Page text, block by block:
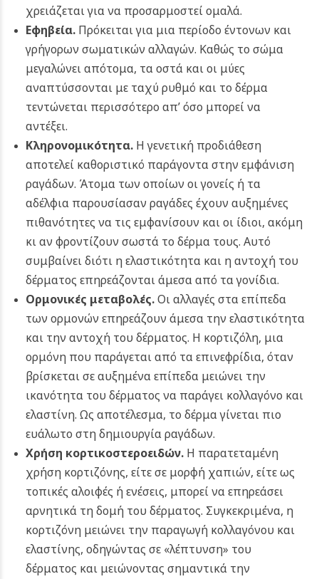
χρειάζεται για να προσαρμοστεί ομαλά.
Εφηβεία. Πρόκειται για μια περίοδο έντονων και
γρήγορων σωματικών αλλαγών. Καθώς το σώμα
μεγαλώνει απότομα, τα οστά και οι μύες
αναπτύσσονται με ταχύ ρυθμό και το δέρμα
τεντώνεται περισσότερο απ’ όσο μπορεί να
αντέξει.
Κληρονομικότητα.Η γενετική προδιάθεση
αποτελεί καθοριστικό παράγοντα στην εμφάνιση
ραγάδων. Άτομα των οποίων οι γονείς ή τα
αδέλφια παρουσίασαν ραγάδες έχουν αυξημένες
πιθανότητες να τις εμφανίσουν και οι ίδιοι, ακόμη
κι αν φροντίζουν σωστά το δέρμα τους. Αυτό
συμβαίνει διότι η ελαστικότητα και η αντοχή του
δέρματος επηρεάζονται άμεσα από τα γονίδια.
Ορμονικές μεταβολές.Οι αλλαγές στα επίπεδα
των ορμονών επηρεάζουν άμεσα την ελαστικότητα
και την αντοχή του δέρματος. Η κορτιζόλη, μια
ορμόνη που παράγεται από τα επινεφρίδια, όταν
βρίσκεται σε αυξημένα επίπεδα μειώνει την
ικανότητα του δέρματος να παράγει κολλαγόνο και
ελαστίνη. Ως αποτέλεσμα, το δέρμα γίνεται πιο
ευάλωτο στη δημιουργία ραγάδων.
Χρήση κορτικοστεροειδών. Η παρατεταμένη
χρήση κορτιζόνης, είτε σε μορφή χαπιών, είτε ως
τοπικές αλοιφές ή ενέσεις, μπορεί να επηρεάσει
αρνητικά τη δομή του δέρματος. Συγκεκριμένα, η
κορτιζόνη μειώνει την παραγωγή κολλαγόνου και
ελαστίνης, οδηγώντας σε «λέπτυνση» του
δέρματος και μειώνοντας σημαντικά την